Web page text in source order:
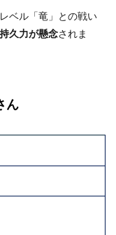
ベル「竜」との戦い
持久力が懸念されま
ん